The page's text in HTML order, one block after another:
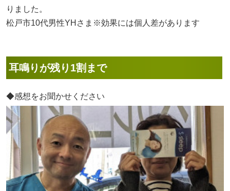
りました。
松戸市10代男性YHさま※効果には個人差があります
耳鳴りが残り1割まで
◆感想をお聞かせください